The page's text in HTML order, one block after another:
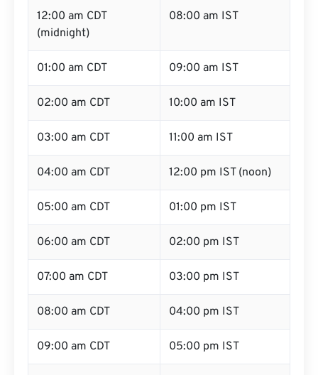
12:00 am CDT
(midnight)
08:00 am IST
01:00 am CDT 09:00 am IST
02:00 am CDT 10:00 am IST
03:00 am CDT 11:00 am IST
04:00 am CDT 12:00 pm IST (noon)
05:00 am CDT 01:00 pm IST
06:00 am CDT 02:00 pm IST
07:00 am CDT 03:00 pm IST
08:00 am CDT 04:00 pm IST
09:00 am CDT 05:00 pm IST